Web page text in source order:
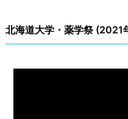
北海道大学・薬学祭 (2021